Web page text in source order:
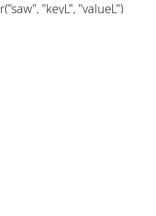
"keyL", "valueL")